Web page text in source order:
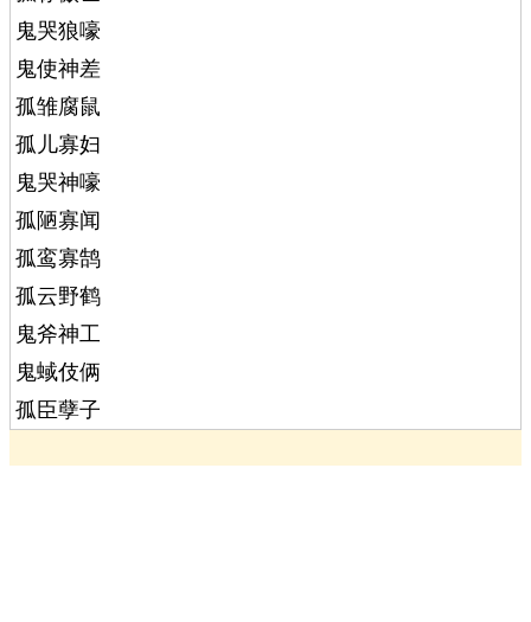
鬼哭狼嚎
鬼使神差
孤雏腐鼠
孤儿寡妇
鬼哭神嚎
孤陋寡闻
孤鸾寡鹄
孤云野鹤
鬼斧神工
鬼蜮伎俩
孤臣孽子